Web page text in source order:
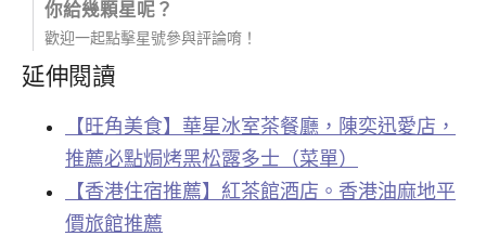
你給幾顆星呢？
歡迎一起點擊星號參與評論唷！
延伸閱讀
【旺角美食】華星冰室茶餐廳，陳奕迅愛店，
推薦必點焗烤黑松露多士（菜單）
【香港住宿推薦】紅茶館酒店。香港油麻地平
價旅館推薦